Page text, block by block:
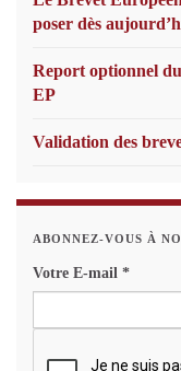
poser dès
Report optionnel
EP
Validation des
ABONNEZ-VOUS À
Votre E-mail *